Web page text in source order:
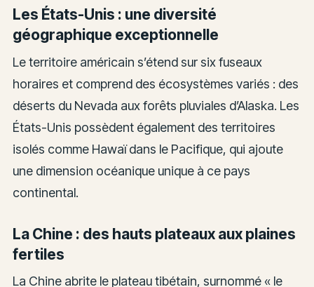
Les États-Unis : une diversité
géographique exceptionnelle
Le territoire américain s’étend sur six fuseaux
horaires et comprend des écosystèmes variés : des
déserts du Nevada aux forêts pluviales d’Alaska. Les
États-Unis possèdent également des territoires
isolés comme Hawaï dans le Pacifique, qui ajoute
une dimension océanique unique à ce pays
continental.
La Chine : des hauts plateaux aux plaines
fertiles
La Chine abrite le plateau tibétain, surnommé « le